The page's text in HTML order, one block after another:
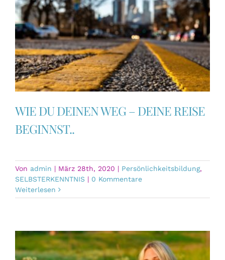
WIE DU DEINEN WEG – DEINE REISE
BEGINNST..
Von admin | März 28th, 2020 | Persönlichkeitsbildung,
SELBSTERKENNTNIS | 0 Kommentare
Weiterlesen